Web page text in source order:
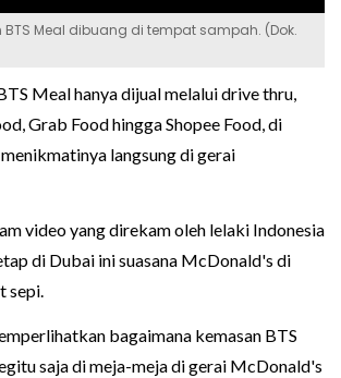
BTS Meal dibuang di tempat sampah. (Dok.
Meal hanya dijual melalui drive thru,
Grab Food hingga Shopee Food, di
langsung di gerai
video yang direkam oleh lelaki Indonesia
di Dubai ini suasana McDonald's di
sepi.
bagaimana kemasan BTS
saja di meja-meja di gerai McDonald's